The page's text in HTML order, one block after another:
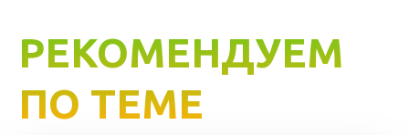
РЕКОМЕНДУЕМ
ПО ТЕМЕ